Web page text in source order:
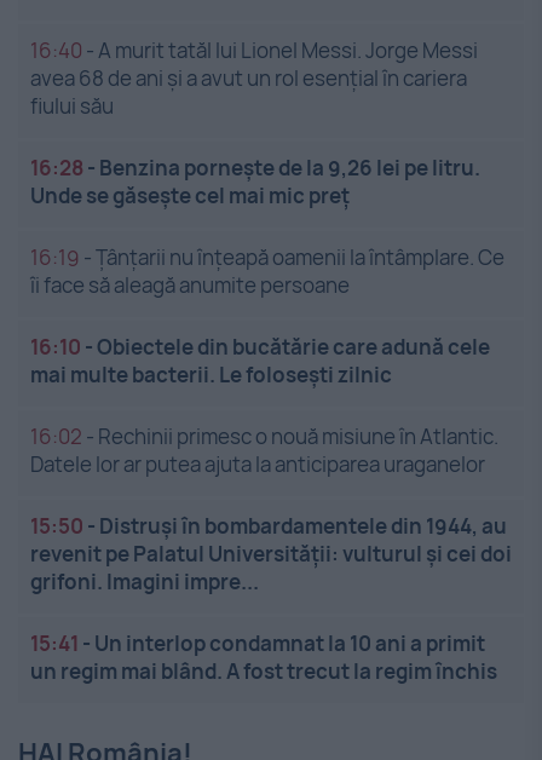
16:40 - A murit tatăl lui Lionel Messi. Jorge Messi
avea 68 de ani și a avut un rol esențial în cariera
fiului său
16:28 - Benzina pornește de la 9,26 lei pe litru.
Unde se găsește cel mai mic preț
16:19 -Țânțarii nu înțeapă oamenii la întâmplare. Ce
îi face să aleagă anumite persoane
16:10 -Obiectele din bucătărie care adună cele
mai multe bacterii. Le folosești zilnic
16:02 - Rechinii primesc o nouă misiune în Atlantic.
Datele lor ar putea ajuta la anticiparea uraganelor
15:50 - Distruși în bombardamentele din 1944, au
revenit pe Palatul Universității: vulturul și cei doi
grifoni. Imagini impre...
15:41 - Un interlop condamnat la 10 ani a primit
un regim mai blând. A fost trecut la regim închis
HAI România!